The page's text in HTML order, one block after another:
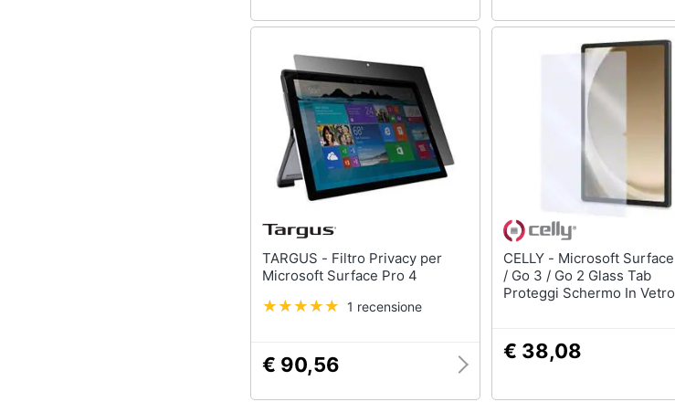
TARGUS - Filtro Privacy per
Microsoft Surface Pro 4
1 recensione
€ 90,56
CELLY - Microsoft Surface Go 4
/ Go 3 / Go 2 Glass Tab
Proteggi Schermo In Vetro
€ 38,08